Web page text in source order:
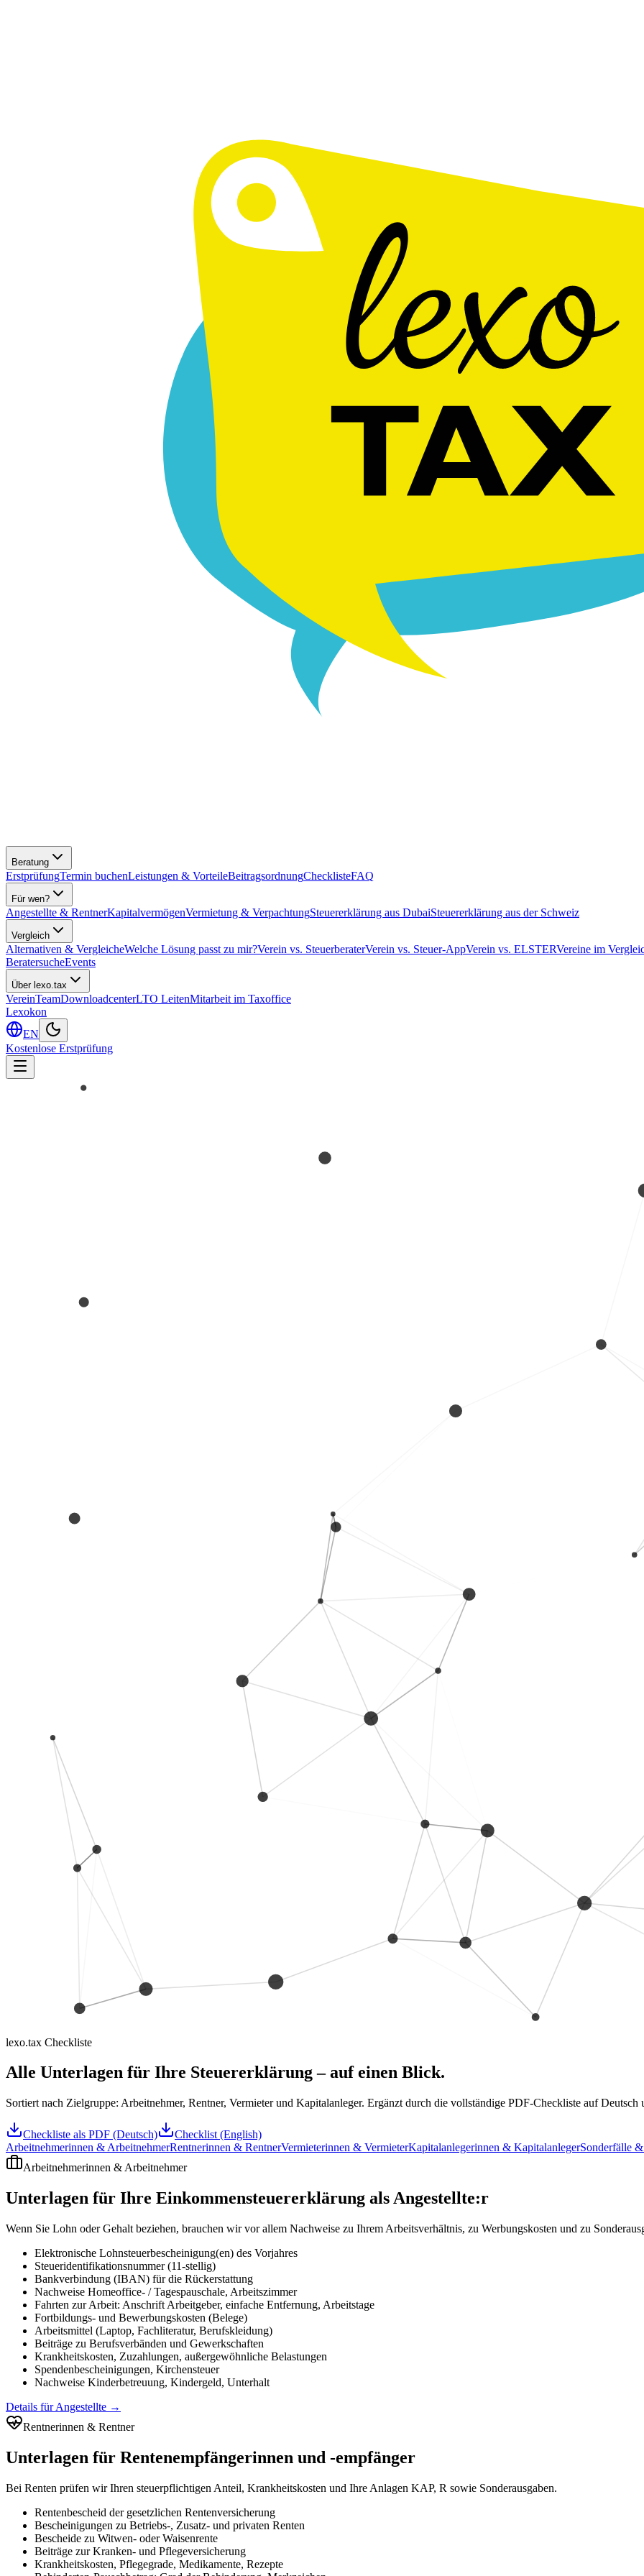
Beratung
ErstprüfungTermin buchenLeistungen & VorteileBeitragsordnungChecklisteFAQ
Für wen?
Angestellte & RentnerKapitalvermögenVermietung & VerpachtungSteuererklärung aus DubaiSteuererklärung aus der Schweiz
Vergleich
Alternativen & VergleicheWelche Lösung passt zu mir?Verein vs. SteuerberaterVerein vs. Steuer-AppVerein vs. ELSTERVereine im
BeratersucheEvents
Über lexo.tax
VereinTeamDownloadcenterLTO LeitenMitarbeit im Taxoffice
Lexokon
EN
Kostenlose Erstprüfung
lexo.tax Checkliste
Alle Unterlagen für Ihre Steuererklärung – auf einen Blick.
Sortiert nach Zielgruppe: Arbeitnehmer, Rentner, Vermieter und Kapitalanleger. Ergänzt durch die vollständige PDF-Checkliste auf Deutsch
Checkliste als PDF (Deutsch)
Checklist (English)
Arbeitnehmerinnen & ArbeitnehmerRentnerinnen & RentnerVermieterinnen & VermieterKapitalanlegerinnen & KapitalanlegerSonderfälle
Arbeitnehmerinnen & Arbeitnehmer
Unterlagen für Ihre Einkommensteuererklärung als Angestellte:r
Wenn Sie Lohn oder Gehalt beziehen, brauchen wir vor allem Nachweise zu Ihrem Arbeitsverhältnis, zu Werbungskosten und zu
Elektronische Lohnsteuerbescheinigung(en) des Vorjahres
Steueridentifikationsnummer (11-stellig)
Bankverbindung (IBAN) für die Rückerstattung
Nachweise Homeoffice- / Tagespauschale, Arbeitszimmer
Fahrten zur Arbeit: Anschrift Arbeitgeber, einfache Entfernung, Arbeitstage
Fortbildungs- und Bewerbungskosten (Belege)
Arbeitsmittel (Laptop, Fachliteratur, Berufskleidung)
Beiträge zu Berufsverbänden und Gewerkschaften
Krankheitskosten, Zuzahlungen, außergewöhnliche Belastungen
Spendenbescheinigungen, Kirchensteuer
Nachweise Kinderbetreuung, Kindergeld, Unterhalt
Details für Angestellte →
Rentnerinnen & Rentner
Unterlagen für Rentenempfängerinnen und -empfänger
Bei Renten prüfen wir Ihren steuerpflichtigen Anteil, Krankheitskosten und Ihre Anlagen KAP, R sowie Sonderausgaben.
Rentenbescheid der gesetzlichen Rentenversicherung
Bescheinigungen zu Betriebs-, Zusatz- und privaten Renten
Bescheide zu Witwen- oder Waisenrente
Beiträge zur Kranken- und Pflegeversicherung
Krankheitskosten, Pflegegrade, Medikamente, Rezepte